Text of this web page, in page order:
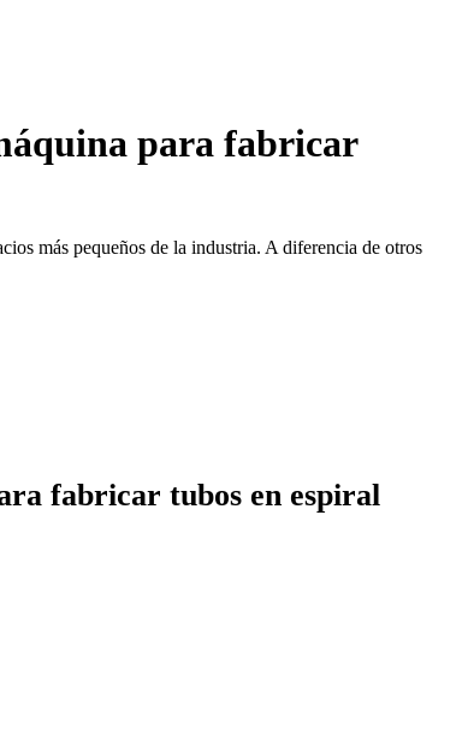
para fabricar
más pequeños de la industria. A diferencia de otros
fabricar tubos en espiral